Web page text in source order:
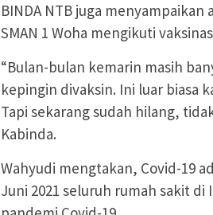
BINDA NTB juga
SMAN 1 Woha mengikuti
“Bulan-bulan kemarin masih
kepingin divaksin. Ini luar biasa
Tapi sekarang sudah hilang,
Kabinda.
Wahyudi mengtakan, Covid-19
Juni 2021 seluruh rumah sakit